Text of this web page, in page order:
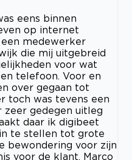
eens binnen
op internet
medewerker
die mij uitgebreid
voor wat
telefoon. Voor en
over gegaan tot
toch was tevens een
zeer gedegen uitleg
daar ik digibeet
te stellen tot grote
bewondering voor zijn
voor de klant. Marco